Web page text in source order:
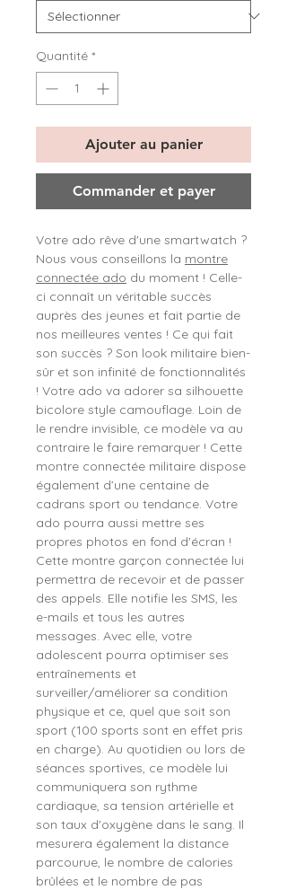
Quantité *
Ajouter au panier
Commander et payer
Votre ado rêve d'une smartwatch ?
Nous vous conseillons la montre
connectée ado du moment ! Celle-
ci connaît un véritable succès
auprès des jeunes et fait partie de
nos meilleures ventes ! Ce qui fait
son succès ? Son look militaire bien-
sûr et son infinité de fonctionnalités
! Votre ado va adorer sa silhouette
bicolore style camouflage. Loin de
le rendre invisible, ce modèle va au
contraire le faire remarquer ! Cette
montre connectée militaire dispose
également d’une centaine de
cadrans sport ou tendance. Votre
ado pourra aussi mettre ses
propres photos en fond d'écran !
Cette montre garçon connectée lui
permettra de recevoir et de passer
des appels. Elle notifie les SMS, les
e-mails et tous les autres
messages. Avec elle, votre
adolescent pourra optimiser ses
entraînements et
surveiller/améliorer sa condition
physique et ce, quel que soit son
sport (100 sports sont en effet pris
en charge). Au quotidien ou lors de
séances sportives, ce modèle lui
communiquera son rythme
cardiaque, sa tension artérielle et
son taux d'oxygène dans le sang. Il
mesurera également la distance
parcourue, le nombre de calories
brûlées et le nombre de pas